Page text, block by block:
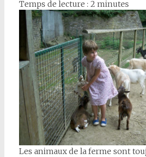
Temps de lecture : 2 minutes
Les animaux de la ferme sont